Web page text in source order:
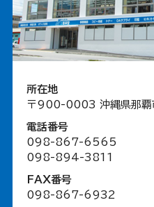
所在地
〒900-0003 沖縄県那
電話番号
098-867-6565
098-894-3811
FAX番号
098-867-6932